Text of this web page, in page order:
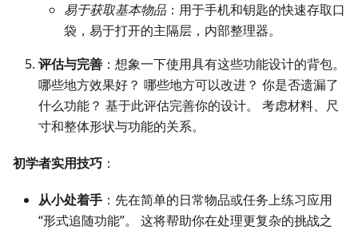
易于获取基本物品 ：用于手机和钥匙的快速存取口
袋，易于打开的主隔层，内部整理器。
评估与完善 ：想象一下使用具有这些功能设计的背包。
哪些地方效果好？ 哪些地方可以改进？ 你是否遗漏了
什么功能？ 基于此评估完善你的设计。 考虑材料、尺
寸和整体形状与功能的关系。
初学者实用技巧 ：
从小处着手 ：先在简单的日常物品或任务上练习应用
“形式追随功能”。 这将帮助你在处理更复杂的挑战之